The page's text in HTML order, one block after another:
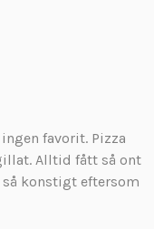
favorit. Pizza
Alltid fått så ont
konstigt eftersom